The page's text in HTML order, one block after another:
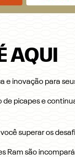
AQUI
e inovação para
picapes e
superar os
Ram são